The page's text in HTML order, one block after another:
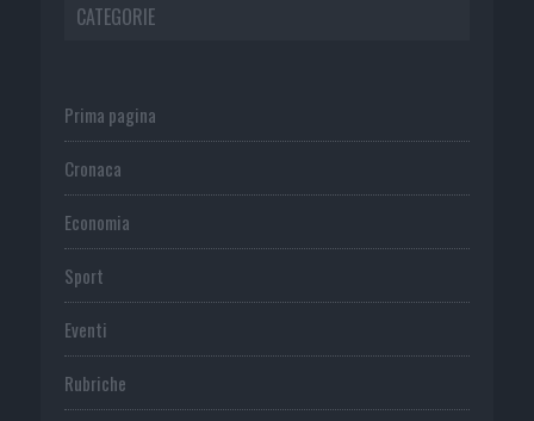
CATEGORIE
Prima pagina
Cronaca
Economia
Sport
Eventi
Rubriche